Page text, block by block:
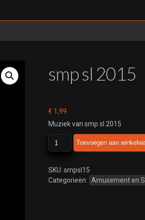
smp sl 2015
€ 1,99
Muziek van smp sl 2015
sl
aantal
Toevoegen aan
SKU: smpsl15
Categorieën: Amusement en